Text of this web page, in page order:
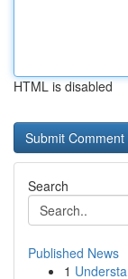
HTML is disabled
Search
Published News
1